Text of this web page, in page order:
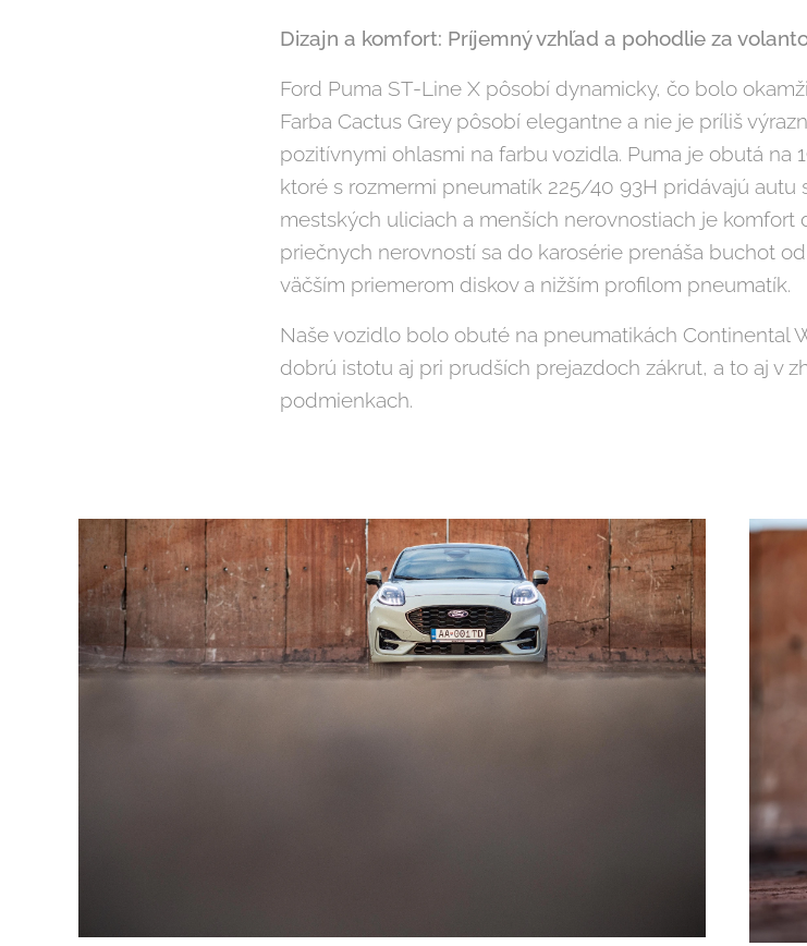
Dizajn a komfort: Príjemný vzhľad a pohodlie za
Ford Puma ST-Line X pôsobí dynamicky, čo bolo
Farba Cactus Grey pôsobí elegantne a nie je príliš
pozitívnymi ohlasmi na farbu vozidla. Puma je obutá na
ktoré s rozmermi pneumatík 225/40 93H pridávajú autu
mestských uliciach a menších nerovnostiach je komfort
priečnych nerovností sa do karosérie prenáša buchot
väčším priemerom diskov a nižším profilom pneumatík.
Naše vozidlo bolo obuté na pneumatikách Continental
dobrú istotu aj pri prudších prejazdoch zákrut, a to aj v
podmienkach.